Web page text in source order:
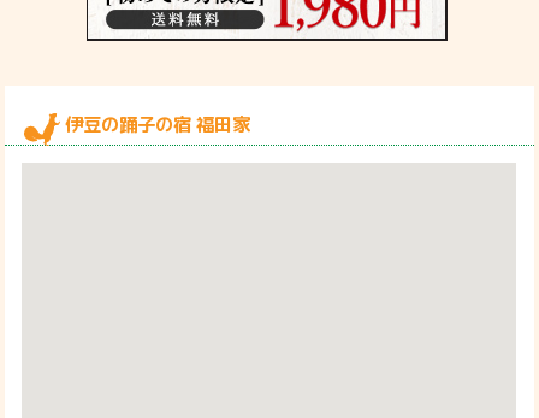
伊豆の踊子の宿 福田家